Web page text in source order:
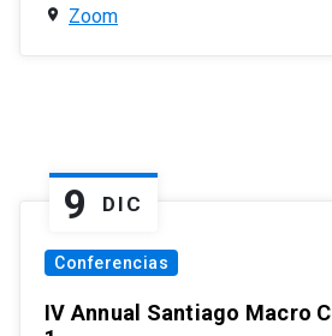
Zoom
9 DIC
Conferencias
IV Annual Santiago Macro